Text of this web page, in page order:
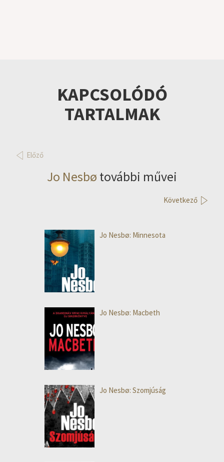
KAPCSOLÓDÓ
TARTALMAK
Előző
Jo Nesbø további művei
Következő
Jo Nesbø: Minnesota
Jo Nesbø: Macbeth
Jo Nesbø: Szomjúság